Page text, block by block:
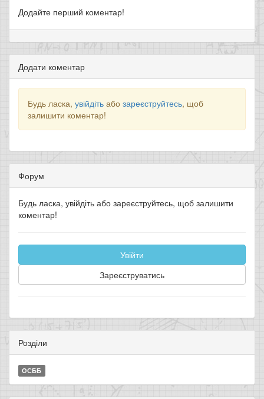
Додайте перший коментар!
Додати коментар
Будь ласка, увійдіть або зареєструйтесь, щоб
залишити коментар!
Форум
Будь ласка, увійдіть або зареєструйтесь, щоб залишити
коментар!
Увійти
Зареєструватись
Розділи
ОСББ